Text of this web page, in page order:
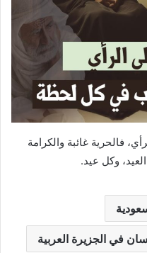
فالحرية غائبة والكرامة
وكل عيد.
في الجزيرة العربية